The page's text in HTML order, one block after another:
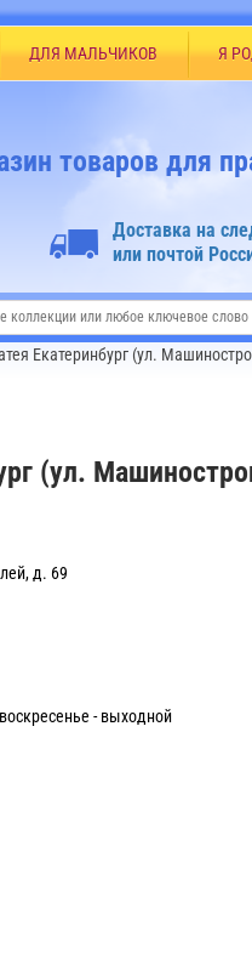
ДЛЯ МАЛЬЧИКОВ Я
товаров для
Доставка на
или почтой
Екатеринбург (ул.
(ул.
д. 69
- выходной